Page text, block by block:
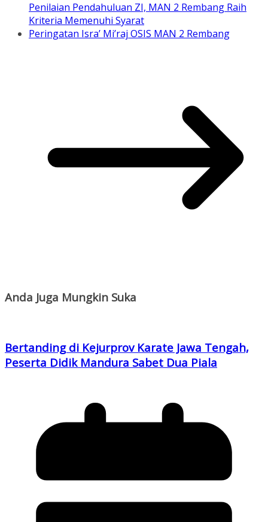
Penilaian Pendahuluan ZI, MAN 2 Rembang Raih
Kriteria Memenuhi Syarat
Peringatan Isra’ Mi’raj OSIS MAN 2 Rembang
Anda Juga Mungkin Suka
Bertanding di Kejurprov Karate Jawa Tengah,
Peserta Didik Mandura Sabet Dua Piala